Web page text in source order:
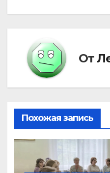
по
записям
От
Похожая запись